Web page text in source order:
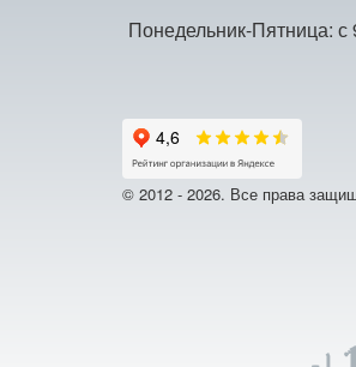
Понедельник-Пятница: с
© 2012 - 2026. Все права